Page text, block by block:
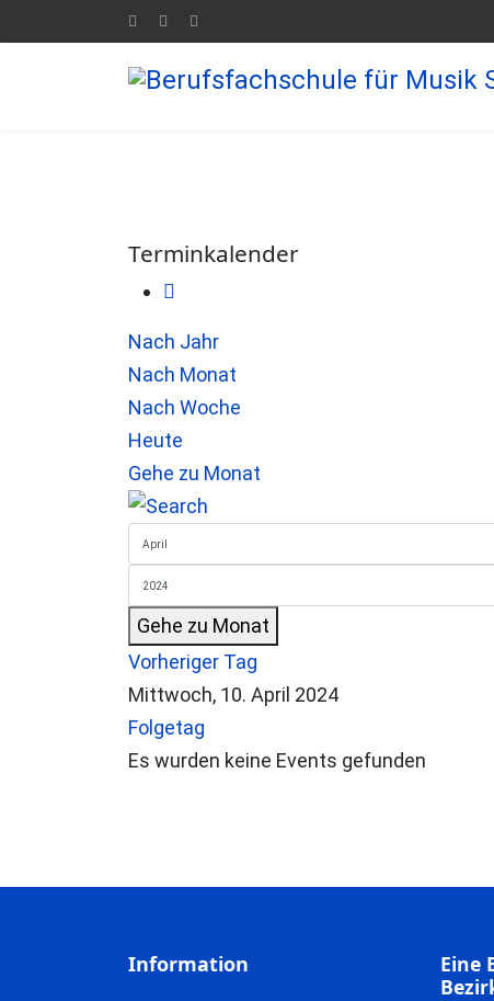
Terminkalender
Nach Jahr
Nach Monat
Nach Woche
Heute
Gehe zu Monat
Gehe zu Monat
Vorheriger Tag
Mittwoch, 10. April 2024
Folgetag
Es wurden keine Events gefunden
Information
Eine